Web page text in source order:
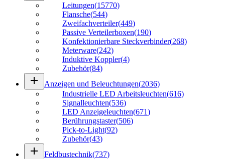
Leitungen(15770)
Flansche(544)
Zweifachverteiler(449)
Passive Verteilerboxen(190)
Konfektionierbare Steckverbinder(268)
Meterware(242)
Induktive Koppler(4)
Zubehör(84)
add Anzeigen und Beleuchtungen(2036)
Industrielle LED Arbeitsleuchten(616)
Signalleuchten(536)
LED Anzeigeleuchten(671)
Berührungstaster(506)
Pick-to-Light(92)
Zubehör(43)
add Feldbustechnik(737)